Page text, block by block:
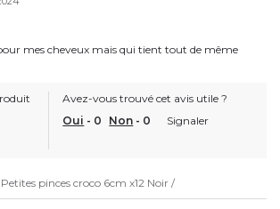
mes cheveux mais qui tient tout de même
Avez-vous trouvé cet avis utile ?
Oui - 0 Non - 0 Signaler
Petites pinces croco 6cm x12 Noir /